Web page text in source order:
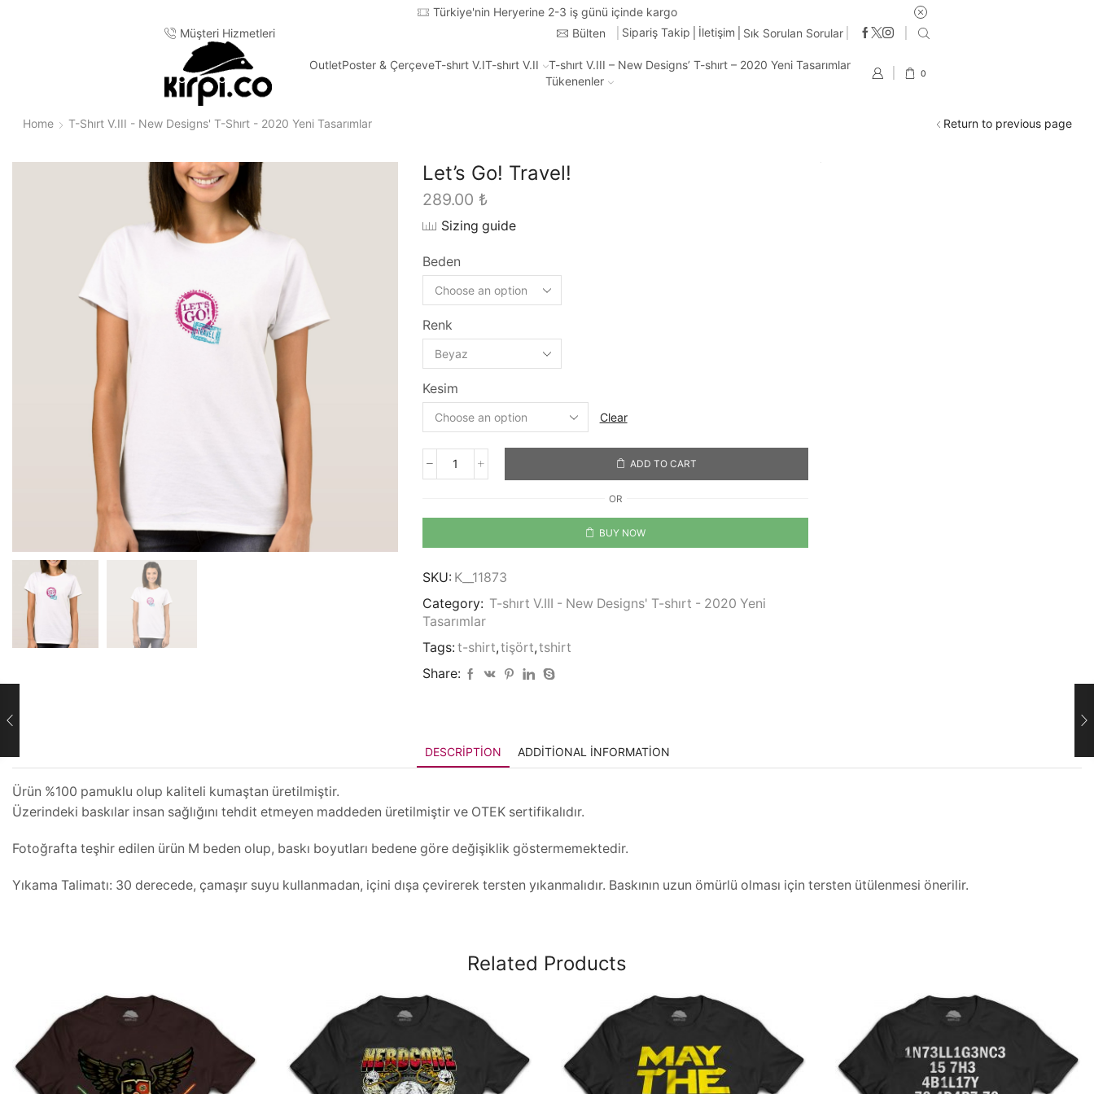
250 TL ve üzeri tüm alışverişlerde ücretsiz kargo
Müşteri Hizmetleri
Bülten Sipariş Takip İletişim Sık Sorulan Sorular
OutletPoster & ÇerçeveT-shırt V.IT-shırt V.II
T-shırt V.III – New Designs’ T-shırt – 2020 Yeni Tasarımlar
Tükenenler
0
Home T-Shırt V.III - New Designs' T-Shırt - 2020 Yeni Tasarımlar Return to previous page
Let’s Go! Travel!
289.00 ₺
Sizing guide
Beden
Renk
Kesim
Clear
Let's
quantity
ADD TO CART
OR
BUY NOW
SKU: K__11873
Category: T-shırt V.III - New Designs' T-shırt - 2020 Yeni
Tasarımlar
Tags: t-shirt,tişört,tshirt
Share:
DESCRIPTION ADDITIONAL INFORMATION
Ürün %100 pamuklu olup kaliteli kumaştan üretilmiştir.
Üzerindeki baskılar insan sağlığını tehdit etmeyen maddeden üretilmiştir ve OTEK sertifikalıdır.
Fotoğrafta teşhir edilen ürün M beden olup, baskı boyutları bedene göre değişiklik göstermemektedir.
Yıkama Talimatı: 30 derecede, çamaşır suyu kullanmadan, içini dışa çevirerek tersten yıkanmalıdır. Baskının uzun ömürlü olması için tersten ütülenmesi önerilir.
Related Products